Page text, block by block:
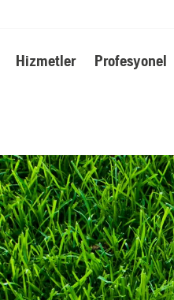
Hizmetler Profesyonel